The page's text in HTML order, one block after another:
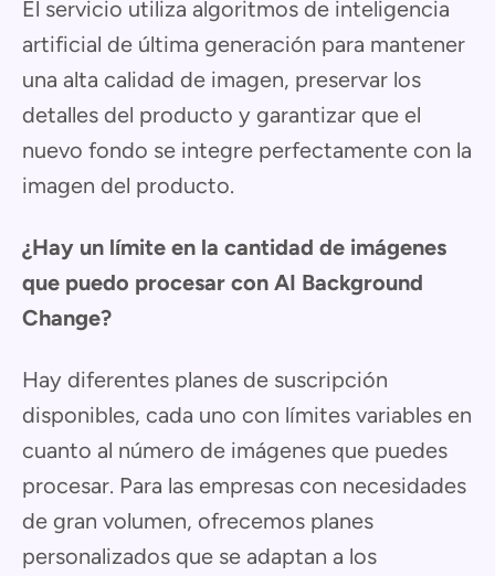
El servicio utiliza algoritmos de inteligencia
artificial de última generación para mantener
una alta calidad de imagen, preservar los
detalles del producto y garantizar que el
nuevo fondo se integre perfectamente con la
imagen del producto.
¿Hay un límite en la cantidad de imágenes
que puedo procesar con AI Background
Change?
Hay diferentes planes de suscripción
disponibles, cada uno con límites variables en
cuanto al número de imágenes que puedes
procesar. Para las empresas con necesidades
de gran volumen, ofrecemos planes
personalizados que se adaptan a los